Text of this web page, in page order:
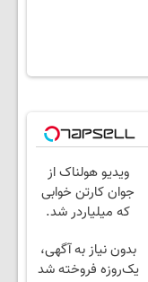
ویدیو هولناک از
جوان کارتن خوابی
که میلیاردر شد.
بدون نیاز به آگهی،
یک‌روزه فروخته شد